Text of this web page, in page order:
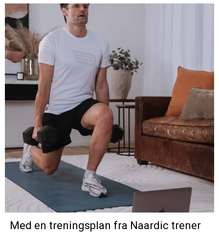
Med en treningsplan fra Naardic trener